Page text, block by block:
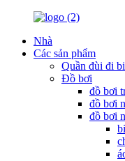
Nhà
Các sản phẩm
Quần đùi đi
Đồ bơi
đồ bơi
đồ bơi
đồ bơi